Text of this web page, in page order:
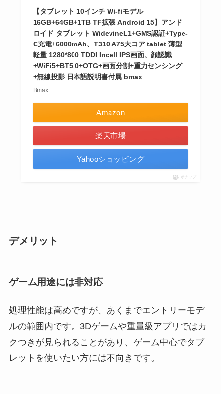
【タブレット 10インチ Wi-fiモデル
16GB+64GB+1TB TF拡張 Android 15】アンド
ロイド タブレット WidevineL1+GMS認証+Type-
C充電+6000mAh、T310 A75大コア tablet 薄型
軽量 1280*800 TDDI Incell IPS画面、顔認識
+WiFi5+BT5.0+OTG+画面分割+重力センシング
+無線投影 日本語説明書付属 bmax
Bmax
Amazon
楽天市場
Yahooショッピング
ポチップ
デメリット
ゲーム用途には非対応
処理性能は高めですが、あくまでエントリーモデ
ルの範囲内です。3Dゲームや重量級アプリではカ
クつきが見られることがあり、ゲーム中心でタブ
レットを使いたい方には不向きです。